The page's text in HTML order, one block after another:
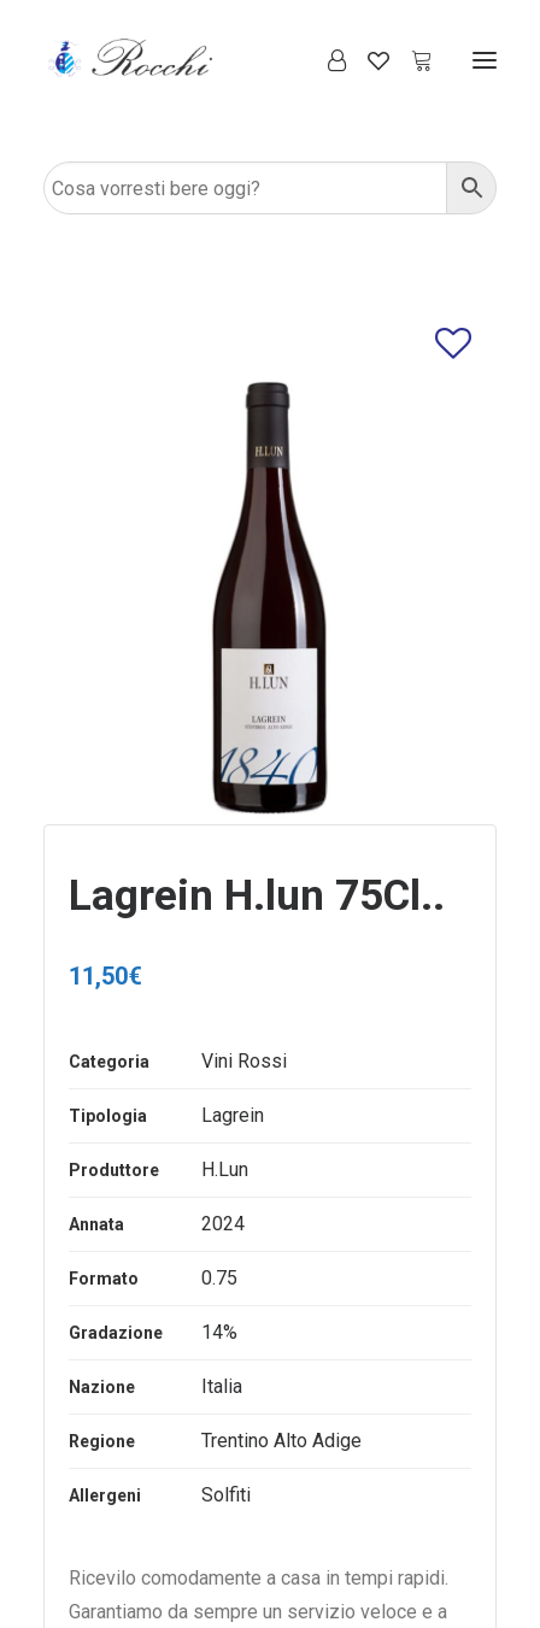
Lagrein H.lun 75Cl..
11,50€
Categoria Vini Rossi
Tipologia Lagrein
Produttore H.Lun
Annata 2024
Formato 0.75
Gradazione 14%
Nazione Italia
Regione Trentino Alto Adige
Allergeni Solfiti
Ricevilo comodamente a casa in tempi rapidi.
Garantiamo da sempre un servizio veloce e a